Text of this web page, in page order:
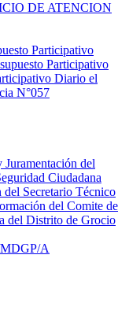
DE ATENCION
Participativo
Participativo
Diario el
N°057
del
Ciudadana
Secretario Técnico
del Comite de
del Distrito de Grocio
A